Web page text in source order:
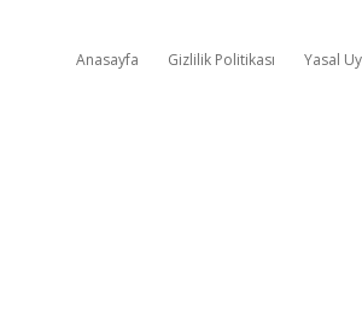
Anasayfa Gizlilik Politikası Yasal